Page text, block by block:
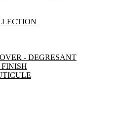
- DEGRESANT